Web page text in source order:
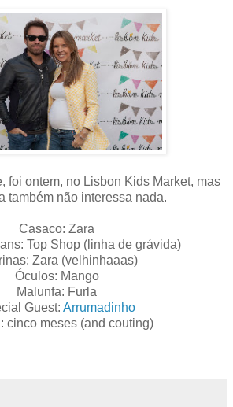
foi ontem, no Lisbon Kids Market, mas
também não interessa nada.
Casaco: Zara
Top Shop (linha de grávida)
Zara (velhinhaaas)
Óculos: Mango
Malunfa: Furla
Guest: Arrumadinho
cinco meses (and couting)